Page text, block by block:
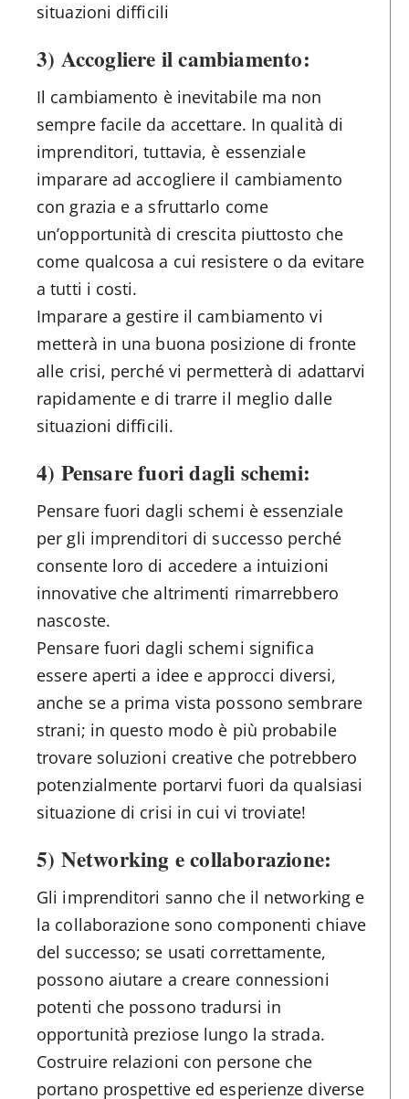
situazioni difficili
3) Accogliere il cambiamento:
Il cambiamento è inevitabile ma non
sempre facile da accettare. In qualità di
imprenditori, tuttavia, è essenziale
imparare ad accogliere il cambiamento
con grazia e a sfruttarlo come
un’opportunità di crescita piuttosto che
come qualcosa a cui resistere o da evitare
a tutti i costi.
Imparare a gestire il cambiamento vi
metterà in una buona posizione di fronte
alle crisi, perché vi permetterà di adattarvi
rapidamente e di trarre il meglio dalle
situazioni difficili.
4) Pensare fuori dagli schemi:
Pensare fuori dagli schemi è essenziale
per gli imprenditori di successo perché
consente loro di accedere a intuizioni
innovative che altrimenti rimarrebbero
nascoste.
Pensare fuori dagli schemi significa
essere aperti a idee e approcci diversi,
anche se a prima vista possono sembrare
strani; in questo modo è più probabile
trovare soluzioni creative che potrebbero
potenzialmente portarvi fuori da qualsiasi
situazione di crisi in cui vi troviate!
5) Networking e collaborazione:
Gli imprenditori sanno che il networking e
la collaborazione sono componenti chiave
del successo; se usati correttamente,
possono aiutare a creare connessioni
potenti che possono tradursi in
opportunità preziose lungo la strada.
Costruire relazioni con persone che
portano prospettive ed esperienze diverse